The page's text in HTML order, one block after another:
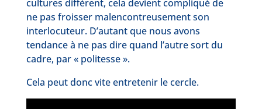
cultures diffèrent, cela devient compliqué de
ne pas froisser malencontreusement son
interlocuteur. D’autant que nous avons
tendance à ne pas dire quand l’autre sort du
cadre, par « politesse ».
Cela peut donc vite entretenir le cercle.